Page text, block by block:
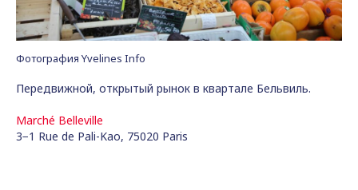
Фотография Yvelines Info
Передвижной, открытый рынок в квартале Бельвиль.
Marché Belleville
3−1 Rue de Pali-Kao, 75020 Paris